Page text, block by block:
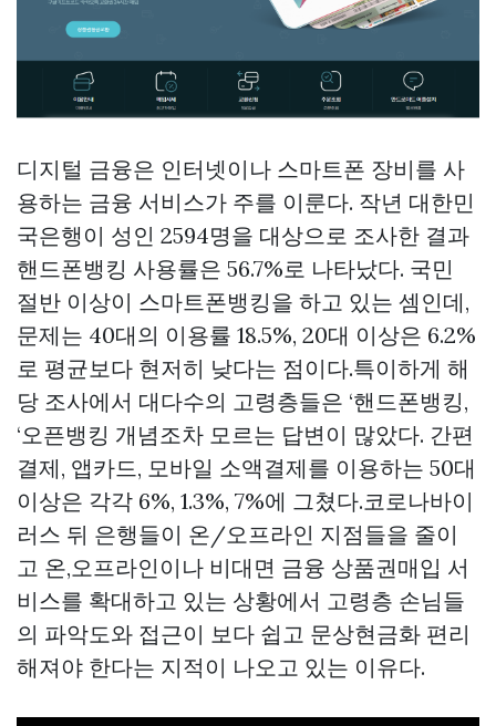
디지털 금융은 인터넷이나 스마트폰 장비를 사
용하는 금융 서비스가 주를 이룬다. 작년 대한민
국은행이 성인 2594명을 대상으로 조사한 결과
핸드폰뱅킹 사용률은 56.7%로 나타났다. 국민
절반 이상이 스마트폰뱅킹을 하고 있는 셈인데,
문제는 40대의 이용률 18.5%, 20대 이상은 6.2%
로 평균보다 현저히 낮다는 점이다.특이하게 해
당 조사에서 대다수의 고령층들은 ‘핸드폰뱅킹,
‘오픈뱅킹 개념조차 모르는 답변이 많았다. 간편
결제, 앱카드, 모바일 소액결제를 이용하는 50대
이상은 각각 6%, 1.3%, 7%에 그쳤다.코로나바이
러스 뒤 은행들이 온/오프라인 지점들을 줄이
고 온,오프라인이나 비대면 금융 상품권매입 서
비스를 확대하고 있는 상황에서 고령층 손님들
의 파악도와 접근이 보다 쉽고 문상현금화 편리
해져야 한다는 지적이 나오고 있는 이유다.